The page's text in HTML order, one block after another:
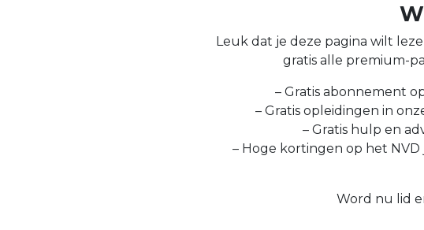
Leuk dat je deze pagina wilt
gratis alle premium-
– Gratis abonnement
– Gratis opleidingen in
– Gratis hulp en
– Hoge kortingen op het
Word nu lid